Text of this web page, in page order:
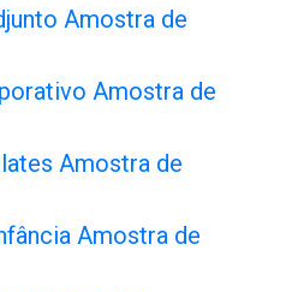
Amostra de
Amostra de
Amostra de
Amostra de